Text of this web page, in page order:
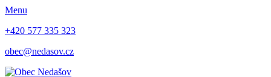
Menu
+420 577 335 323
obec@nedasov.cz